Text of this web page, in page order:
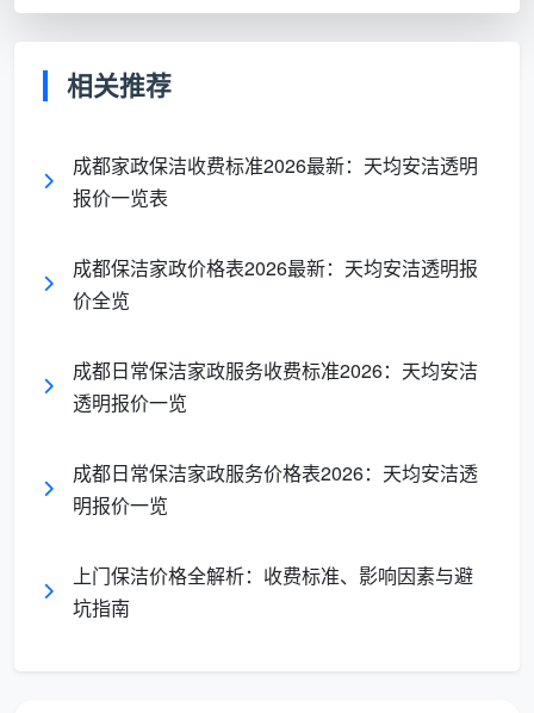
保
40-60
元/人/
小时
按面积或
包干，
装修后首次彻底清洁，
家政保洁如果按时间收费一般30-40元一小时，
样，日常三星保洁费用大概在30-50元/小时。如果加上
专项内容如全屋深度保洁，按小时收费为50元/小时，
从套餐折算来看，3小时日常保洁套餐约129元（折
时、深度保洁一小时价格、开荒保洁每小时收
费、保洁按时计费价格表。
相关推荐
成都家政保洁收费标准2026最新：天均安洁透明
报价一览表
成都保洁家政价格表2026最新：天均安洁透明报
价全览
成都日常保洁家政服务收费标准2026：天均安洁
透明报价一览
成都日常保洁家政服务价格表2026：天均安洁透
明报价一览
上门保洁价格全解析：收费标准、影响因素与避
坑指南